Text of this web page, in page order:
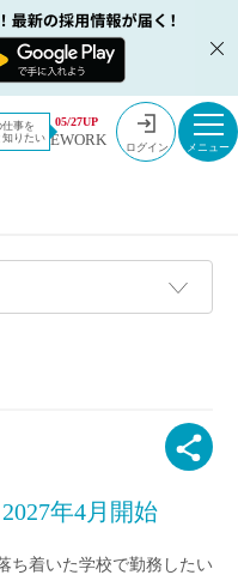
事を
知りたい
05/27UP
EWORK ログイン
採用情報
年4月開始
ち着いた学校で勤務したい